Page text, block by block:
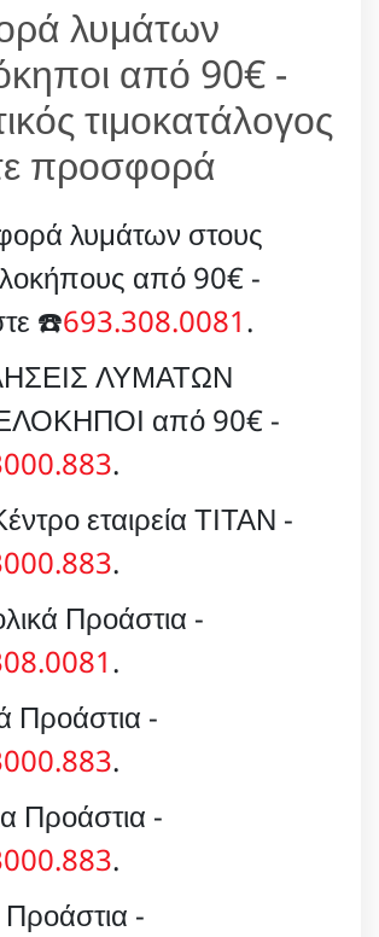
λυμάτων
από 90€ -
τιμοκατάλογος
προσφορά
λυμάτων στους
από 90€ -
☎️693.308.0081.
ΛΥΜΑΤΩΝ
από 90€ -
.
εταιρεία ΤΙΤΑΝ -
.
Προάστια -
.
Προάστια -
.
Προάστια -
.
Προάστια -